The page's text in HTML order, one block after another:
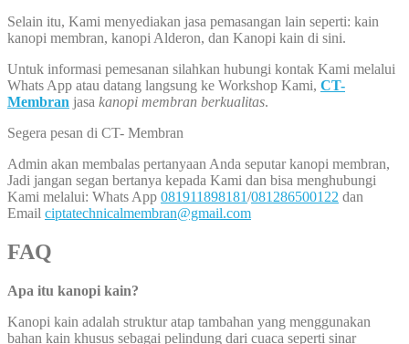
Selain itu, Kami menyediakan jasa pemasangan lain seperti: kain
kanopi membran, kanopi Alderon, dan Kanopi kain di sini.
Untuk informasi pemesanan silahkan hubungi kontak Kami melalui
Whats App atau datang langsung ke Workshop Kami, CT-
Membran jasa kanopi membran berkualitas.
Segera pesan di CT- Membran
Admin akan membalas pertanyaan Anda seputar kanopi membran,
Jadi jangan segan bertanya kepada Kami dan bisa menghubungi
Kami melalui: Whats App 081911898181/081286500122 dan
Email ciptatechnicalmembran@gmail.com
FAQ
Apa itu kanopi kain?
Kanopi kain adalah struktur atap tambahan yang menggunakan
bahan kain khusus sebagai pelindung dari cuaca seperti sinar